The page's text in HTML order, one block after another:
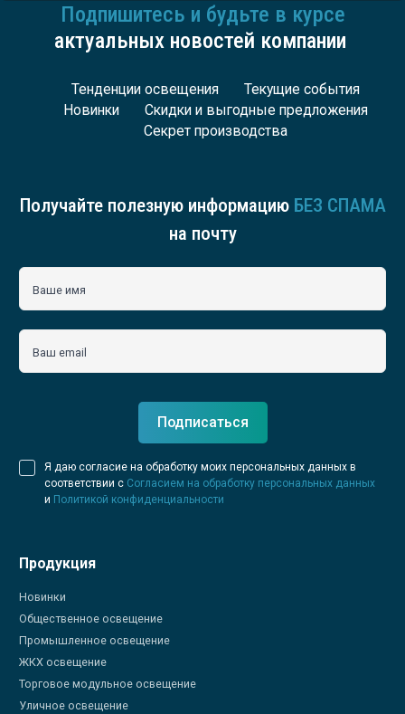
Подпишитесь и будьте в курсе
актуальных новостей компании
Тенденции освещения
Текущие события
Новинки
Скидки и выгодные предложения
Секрет производства
Получайте полезную информацию БЕЗ СПАМА
на почту
Ваше имя
Ваш email
Подписаться
Я даю согласие на обработку моих персональных данных в
соответствии с Согласием на обработку персональных данных
и Политикой конфиденциальности
Продукция
Новинки
Общественное освещение
Промышленное освещение
ЖКХ освещение
Торговое модульное освещение
Уличное освещение